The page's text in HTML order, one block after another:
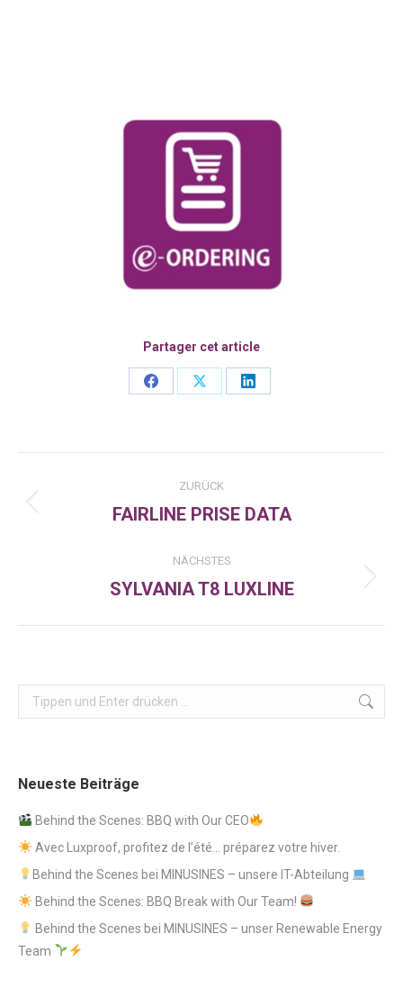
Partager cet article
Share
Share
Share
Kommentarnavigation
ZURÜCK
Vorheriger
FAIRLINE PRISE DATA
NÄCHSTES
Nächster
SYLVANIA T8 LUXLINE
Search:
Neueste Beiträge
Behind the Scenes: BBQ with Our CEO
Avec Luxproof, profitez de l’été… préparez votre hiver.
Behind the Scenes bei MINUSINES – unsere IT-Abteilung
Behind the Scenes: BBQ Break with Our Team!
Behind the Scenes bei MINUSINES – unser Renewable Energy
Team